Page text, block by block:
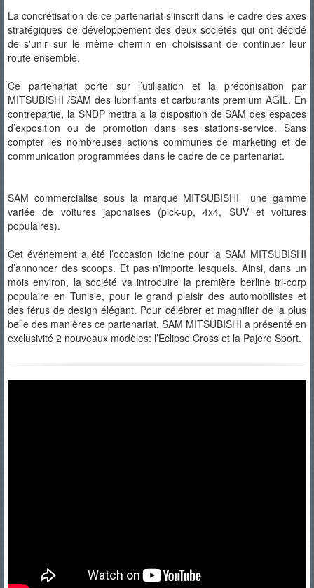
La concrétisation de ce partenariat s’inscrit dans le cadre des axes
stratégiques de développement des deux sociétés qui ont décidé
de s'unir sur le même chemin en choisissant de continuer leur
route ensemble.
Ce partenariat porte sur l’utilisation et la préconisation par
MITSUBISHI /SAM des lubrifiants et carburants premium AGIL. En
contrepartie, la SNDP mettra à la disposition de SAM des espaces
d’exposition ou de promotion dans ses stations-service. Sans
compter les nombreuses actions communes de marketing et de
communication programmées dans le cadre de ce partenariat.
SAM commercialise sous la marque MITSUBISHI une gamme
variée de voitures japonaises (pick-up, 4x4, SUV et voitures
populaires).
Cet événement a été l’occasion idoine pour la SAM MITSUBISHI
d’annoncer des scoops. Et pas n'importe lesquels. Ainsi, dans un
mois environ, la société va introduire la première berline tri-corp
populaire en Tunisie, pour le grand plaisir des automobilistes et
des férus de design élégant. Pour célébrer et magnifier de la plus
belle des manières ce partenariat, SAM MITSUBISHI a présenté en
exclusivité 2 nouveaux modèles: l’Eclipse Cross et la Pajero Sport.